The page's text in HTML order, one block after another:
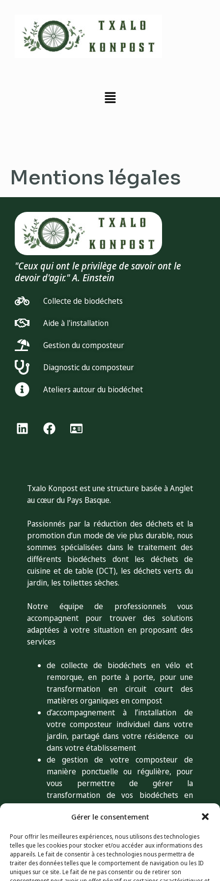
Gérer le consentement
Pour offrir les meilleures expériences, nous utilisons des technologies
telles que les cookies pour stocker et/ou accéder aux informations des
appareils. Le fait de consentir à ces technologies nous permettra de
traiter des données telles que le comportement de navigation ou les ID
uniques sur ce site. Le fait de ne pas consentir ou de retirer son
Mentions légales
"Ceux qui ont le privilège de savoir ont le
devoir d'agir." A. Einstein
Collecte de biodéchets
Aide à l'installation
Gestion du composteur
Diagnostic du composteur
Ateliers autour du biodéchet
Txalo Konpost est une structure basée à Anglet
au cœur du Pays Basque.
Passionnés par la réduction des déchets et la
promotion d’un mode de vie plus durable, nous
sommes spécialisées dans le traitement des
différents biodéchets dont les déchets de
cuisine et de table (DCT), les déchets verts du
jardin, les toilettes sèches.
Notre équipe de professionnels vous
accompagnent pour trouver des solutions
adaptées à votre situation en proposant des
services
de collecte de biodéchets en vélo et
remorque, en porte à porte, pour une
transformation en circuit court des
matières organiques en compost
d’accompagnement à l’installation de
votre composteur individuel dans votre
jardin, partagé dans votre résidence ou
dans votre établissement
de gestion de votre composteur de
manière ponctuelle ou régulière, pour
vous permettre de gérer la
transformation de vos biodéchets en
toute sérénité
de diagnostic pour faire un état des lieux
clés de réussite
d’animation et de sensibilisation autour
des biodéchets adaptées à toutes âges et
conditions confondues